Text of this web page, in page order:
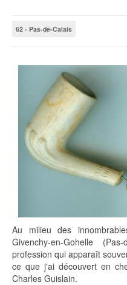
62 - Pas-de-Calais
Au milieu des
Givenchy-en-Gohelle
profession qui apparaît
ce que j'ai découvert en
Charles Guislain.